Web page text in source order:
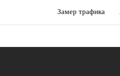
Замер трафика